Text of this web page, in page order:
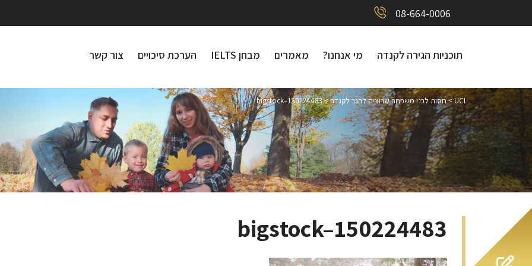
08-664-0006
תוכניות הגירה לקנדה מי אנחנו? מאמרים מבחן IELTS הערכת סיכויים צור קשר
UCI
>חסות לבני משפחה שרוצים להגר לקנדה>
bigstock–150224483
bigstock–150224483